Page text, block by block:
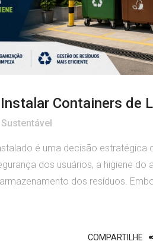
Containers de
é uma decisão estratégica
dos usuários, a higiene do
dos resíduos.
COMPARTILHE